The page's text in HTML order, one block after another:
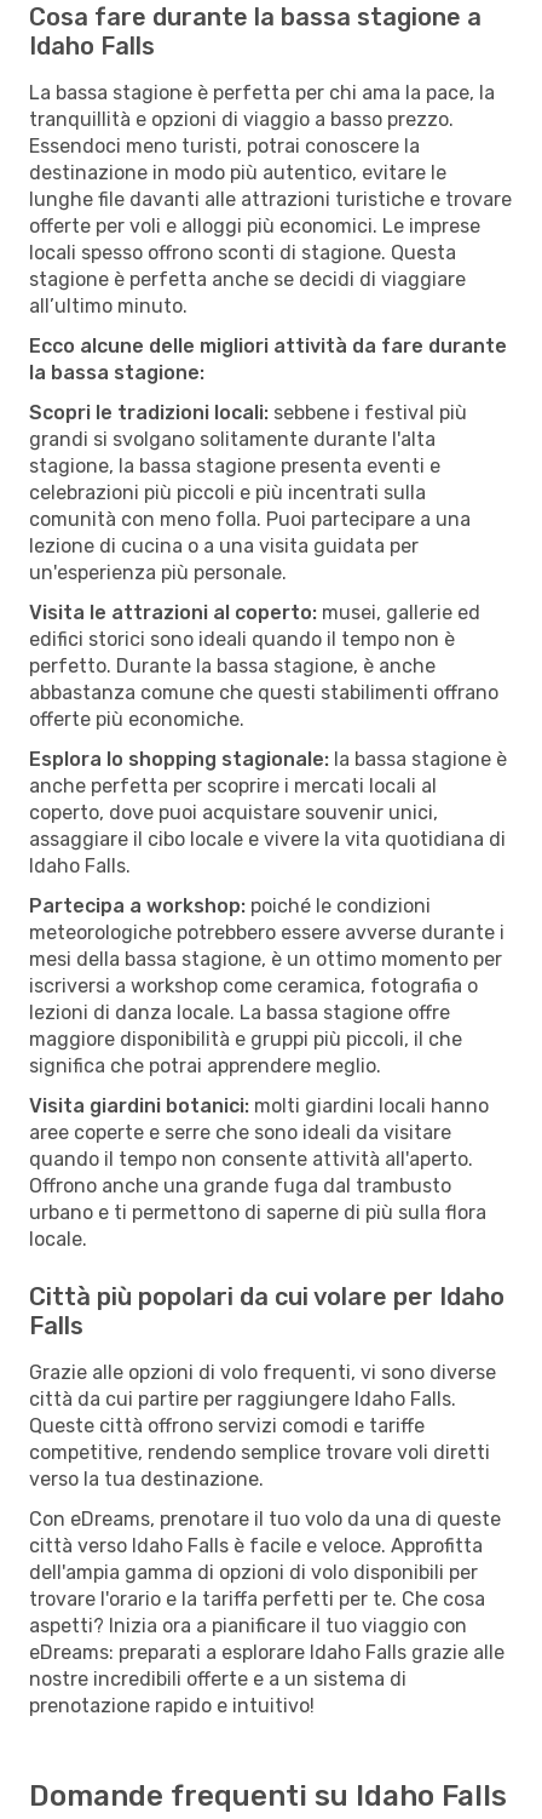
Cosa fare durante la bassa stagione a
Idaho Falls
La bassa stagione è perfetta per chi ama la pace, la
tranquillità e opzioni di viaggio a basso prezzo.
Essendoci meno turisti, potrai conoscere la
destinazione in modo più autentico, evitare le
lunghe file davanti alle attrazioni turistiche e trovare
offerte per voli e alloggi più economici. Le imprese
locali spesso offrono sconti di stagione. Questa
stagione è perfetta anche se decidi di viaggiare
all’ultimo minuto.
Ecco alcune delle migliori attività da fare durante
la bassa stagione:
Scopri le tradizioni locali: sebbene i festival più
grandi si svolgano solitamente durante l'alta
stagione, la bassa stagione presenta eventi e
celebrazioni più piccoli e più incentrati sulla
comunità con meno folla. Puoi partecipare a una
lezione di cucina o a una visita guidata per
un'esperienza più personale.
Visita le attrazioni al coperto: musei, gallerie ed
edifici storici sono ideali quando il tempo non è
perfetto. Durante la bassa stagione, è anche
abbastanza comune che questi stabilimenti offrano
offerte più economiche.
Esplora lo shopping stagionale: la bassa stagione è
anche perfetta per scoprire i mercati locali al
coperto, dove puoi acquistare souvenir unici,
assaggiare il cibo locale e vivere la vita quotidiana di
Idaho Falls.
Partecipa a workshop: poiché le condizioni
meteorologiche potrebbero essere avverse durante i
mesi della bassa stagione, è un ottimo momento per
iscriversi a workshop come ceramica, fotografia o
lezioni di danza locale. La bassa stagione offre
maggiore disponibilità e gruppi più piccoli, il che
significa che potrai apprendere meglio.
Visita giardini botanici: molti giardini locali hanno
aree coperte e serre che sono ideali da visitare
quando il tempo non consente attività all'aperto.
Offrono anche una grande fuga dal trambusto
urbano e ti permettono di saperne di più sulla flora
locale.
Città più popolari da cui volare per Idaho
Falls
Grazie alle opzioni di volo frequenti, vi sono diverse
città da cui partire per raggiungere Idaho Falls.
Queste città offrono servizi comodi e tariffe
competitive, rendendo semplice trovare voli diretti
verso la tua destinazione.
Con eDreams, prenotare il tuo volo da una di queste
città verso Idaho Falls è facile e veloce. Approfitta
dell'ampia gamma di opzioni di volo disponibili per
trovare l'orario e la tariffa perfetti per te. Che cosa
aspetti? Inizia ora a pianificare il tuo viaggio con
eDreams: preparati a esplorare Idaho Falls grazie alle
nostre incredibili offerte e a un sistema di
prenotazione rapido e intuitivo!
Domande frequenti su Idaho Falls